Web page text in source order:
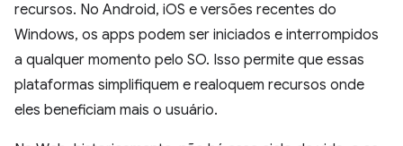
recursos. No Android, iOS e versões recentes do
Windows, os apps podem ser iniciados e interrompidos
a qualquer momento pelo SO. Isso permite que essas
plataformas simplifiquem e realoquem recursos onde
eles beneficiam mais o usuário.